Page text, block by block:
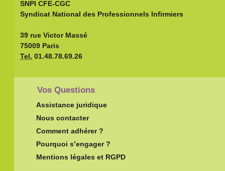
SNPI CFE-CGC
Syndicat National des Professionnels Infirmiers
39 rue Victor Massé
75009 Paris
Tel. 01.48.78.69.26
Vos Questions
Assistance juridique
Nous contacter
Comment adhérer ?
Pourquoi s’engager ?
Mentions légales et RGPD